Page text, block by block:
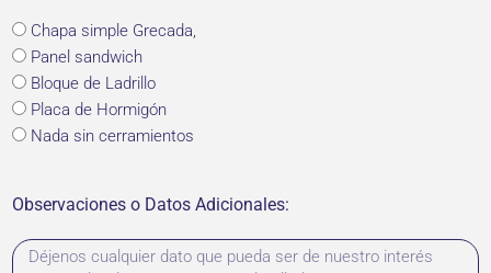
Chapa simple Grecada,
Panel sandwich
Bloque de Ladrillo
Placa de Hormigón
Nada sin cerramientos
Observaciones o Datos Adicionales: